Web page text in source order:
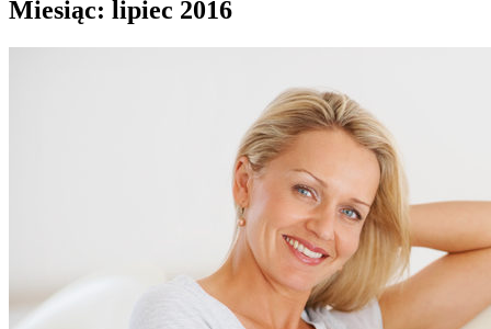
Miesiąc: lipiec 2016